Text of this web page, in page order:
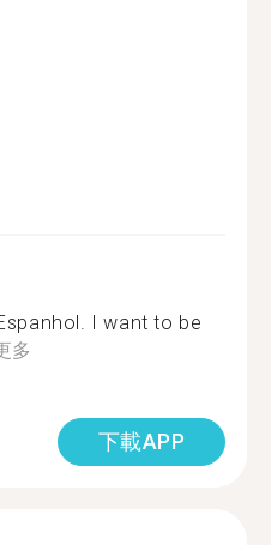
I want to be
多
下載APP